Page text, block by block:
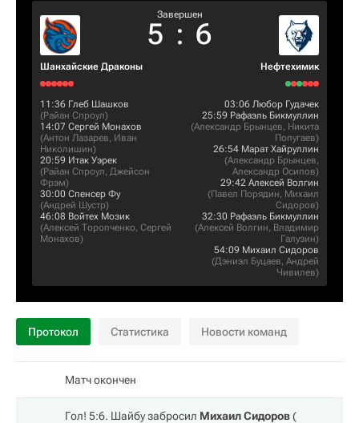
Шанхайские Драконы
Завершен
5 : 6
Нефтехимик
11:36 Глеб Шашков
(Райан Спроул)
14:07 Сергей Монахов
(Антон Лазарев, Иван
Николишин)
20:59 Итак Уэрек
(Райан Спроул, Джейсон
Фрэм)
30:00 Спенсер Фу
(Андрей Шустр)
46:08 Войтех Мозик
(Алексей Торопченко, Сергей
Монахов)
03:06 Любор Гудачек
25:59 Рафаэль Бикмуллин
(Александр Брынцев, Никита
Попугаев)
26:54 Марат Хайруллин
(Александр Брынцев,
Александр Осипов)
29:42 Алексей Волгин
(Павел Порядин, Михаил
Сидоров)
32:30 Рафаэль Бикмуллин
(Алексей Волгин, Владимир
Галузин)
54:09 Михаил Сидоров
(Дэниэл Буцаев, Андрей
Чивилев)
Протокол Статистика Новости команд
Матч окончен
Гол! 5:6. Шайбу забросил Михаил Сидоров(